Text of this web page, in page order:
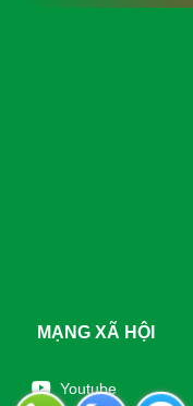
MẠNG XÃ HỘI
Youtube